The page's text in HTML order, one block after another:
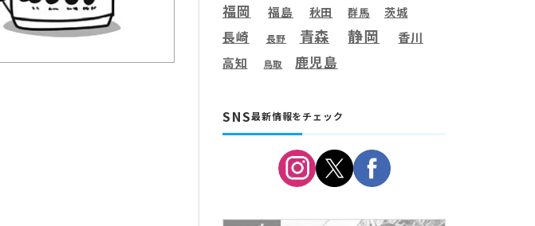
福岡 福島 秋田 群馬 茨城
長崎 長野 青森 静岡 香川
高知 鳥取 鹿児島
SNS最新情報をチェック